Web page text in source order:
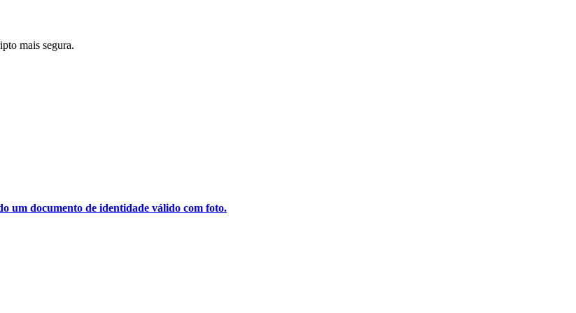
mais segura.
um documento de identidade válido com foto.